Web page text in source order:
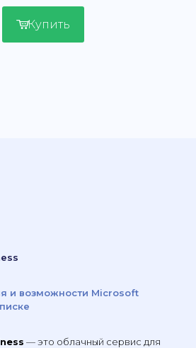
Купить
и возможности Microsoft
— это облачный сервис для